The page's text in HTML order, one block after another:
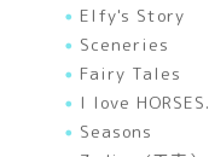
Elfy's Story
Sceneries
Fairy Tales
I love HORSES.
Seasons